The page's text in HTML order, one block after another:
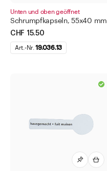
Unten und oben geöffnet
Schrumpfkapseln, 55x40 mm
CHF 15.50
Art.-Nr.19.036.13